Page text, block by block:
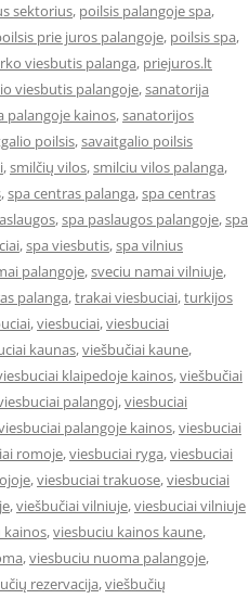
sektorius, poilsis palangoje spa,
prie juros palangoje, poilsis spa,
viesbutis palanga, priejuros.lt
viesbutis palangoje,sanatorija
palangoje kainos,sanatorijos
poilsis,savaitgalio poilsis
,smilčių vilos,smilciu vilos palanga,
,spa centras palanga,spa centras
,spa paslaugos palangoje,spa
,spa viesbutis,spa vilnius
palangoje,sveciu namai vilniuje,
palanga,trakai viesbuciai,turkijos
,viesbuciai,viesbuciai
kaunas,viešbučiai kaune,
klaipedoje kainos,viešbučiai
palangoj,viesbuciai
palangoje kainos,viesbuciai
romoje,viesbuciai ryga,viesbuciai
,viesbuciai trakuose,viesbuciai
,viešbučiai vilniuje,viesbuciai vilniuje
kainos,viesbuciu kainos kaune,
,viesbuciu nuoma palangoje,
rezervacija,viešbučių